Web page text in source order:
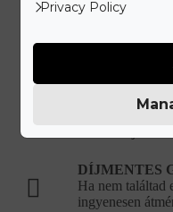
HIBÁS,
mi álljuk a
KORLÁTLAN
LEHETŐSÉG
Ékszered
DÍJMENTES
Ha nem találtad
ingyenesen
Privacy Policy